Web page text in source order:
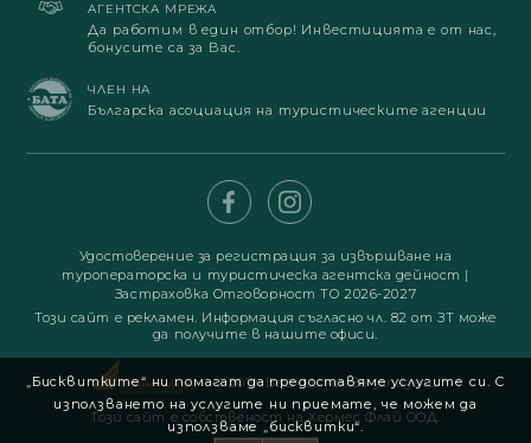
АГЕНТСКА МРЕЖА
Да работим в един отбор! Инвестицията е от нас,
бонусите са за Вас.
ЧЛЕН НА
Българска асоциация на туристическите агенции
Удостоверение за регистрация за извършване на
туроператорска и туристическа агентска дейност |
Застраховка Отговорност ТО 2026-2027
Този сайт е рекламен. Информация съгласно чл. 82 от ЗТ може
да получите в нашите офиси.
© 2019. Всички права запазени
Този сайт е собственост на Хермес Флай ООД.
„Бисквитките“ ни помагат да предоставяме услугите си. С
използването на услугите ни приемате, че можем да
използваме „бисквитки“.